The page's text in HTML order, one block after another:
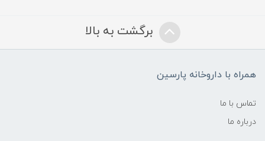
برگشت به بالا
همراه با داروخانه پارسین
تماس با ما
درباره ما